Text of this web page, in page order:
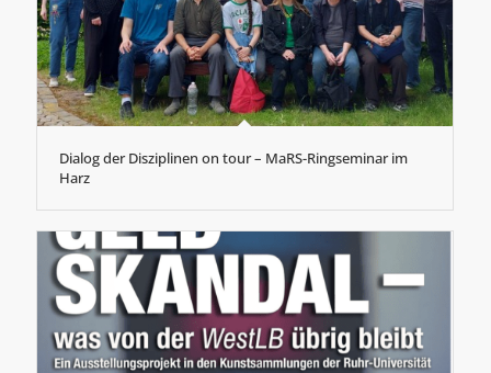
Dialog der Disziplinen on tour – MaRS-Ringseminar im
Harz